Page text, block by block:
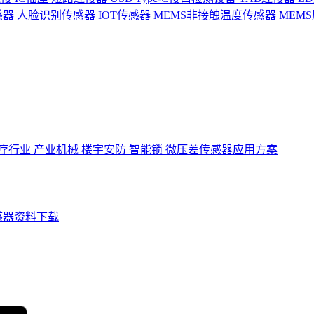
器 人脸识别传感器 IOT传感器 MEMS非接触温度传感器
行业 产业机械 楼宇安防 智能锁 微压差传感器应用方案
器资料下载